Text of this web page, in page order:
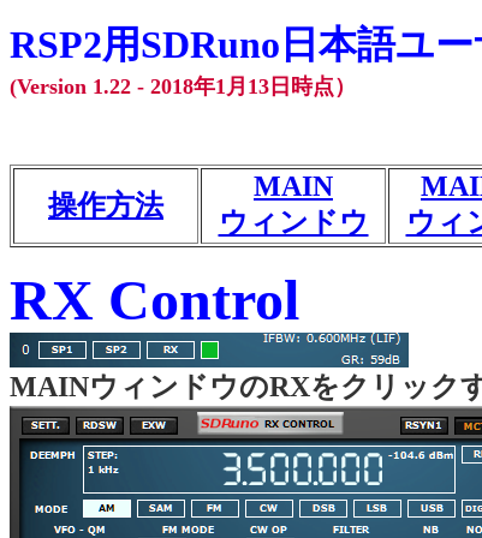
RSP2用SDRuno日本語ユ
(Version 1.22 - 2018年1月13日時点）
操作方法
MAIN
ウィンドウ
ウィ
RX Control
MAINウィンドウのRXをクリック